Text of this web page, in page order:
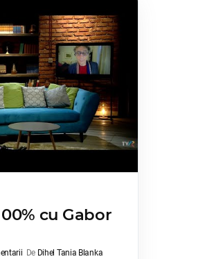
cu Gabor
De Dihel Tania Blanka